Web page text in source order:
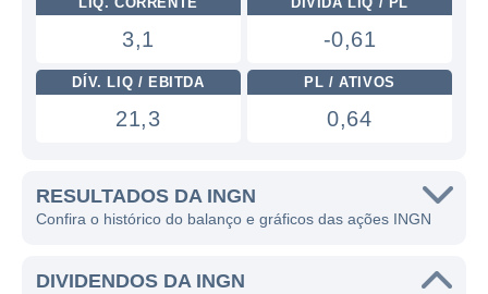
3,1 -0,61
DÍV. LIQ / EBITDA
21,3
PL / ATIVOS
0,64
RESULTADOS DA INGN
Confira o histórico do balanço e gráficos das ações INGN
DIVIDENDOS DA INGN